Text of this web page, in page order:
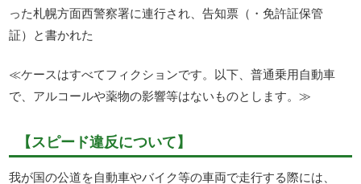
った札幌方面西警察署に連行され、告知票（・免許証保管
証）と書かれた
≪ケースはすべてフィクションです。以下、普通乗用自動車
で、アルコールや薬物の影響等はないものとします。≫
【スピード違反について】
我が国の公道を自動車やバイク等の車両で走行する際には、